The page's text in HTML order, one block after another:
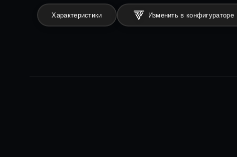
Характеристики Изменить в конфигураторе